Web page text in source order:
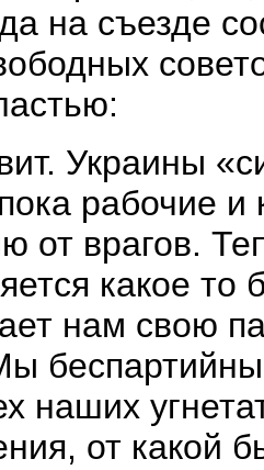
на съезде
Украины
рабочие и
от врагов.
какое то
нам свою
наших
от какой